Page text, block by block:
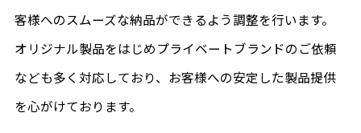
客様へのスムーズな納品ができるよう調整を行います。
オリジナル製品をはじめプライベートブランドのご依頼
なども多く対応しており、お客様への安定した製品提供
を心がけております。